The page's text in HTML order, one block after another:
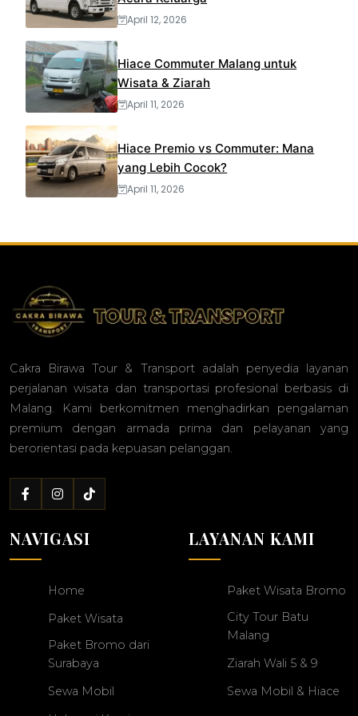
April 12, 2026
Hiace Commuter Malang untuk
Wisata & Ziarah
April 11, 2026
Hiace Premio vs Commuter: Mana
yang Lebih Cocok?
April 11, 2026
Cakra Birawa Tour & Transport adalah penyedia layanan
perjalanan wisata dan transportasi profesional berbasis di
Malang. Kami berkomitmen menghadirkan pengalaman
premium dengan armada prima dan pelayanan yang
berorientasi pada kepuasan pelanggan.
NAVIGASI
Home
Paket Wisata
Paket Bromo dari
Surabaya
Sewa Mobil
LAYANAN KAMI
Paket Wisata Bromo
City Tour Batu
Malang
Ziarah Wali 5 & 9
Sewa Mobil & Hiace